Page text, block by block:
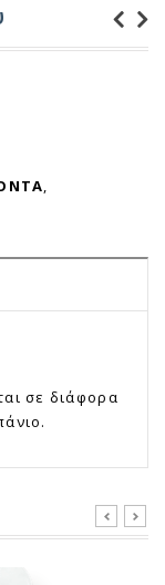
,
σε διάφορα
prev next